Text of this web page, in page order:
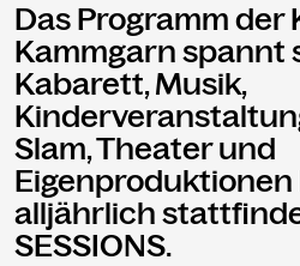
Das Programm
Kammgarn spannt
Kabarett, Musik,
Slam, Theater und
Eigenproduktionen
alljährlich
SESSIONS.